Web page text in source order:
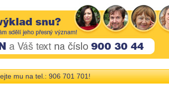
mu na tel.: 906 701 701!